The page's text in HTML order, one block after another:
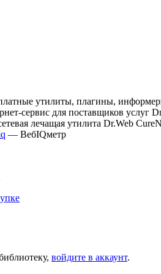
утилиты, плагины,
сервис для поставщиков услуг
лечащая утилита Dr.Web
— ВебIQметр
войдите в аккаунт.